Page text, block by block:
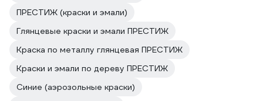
ПРЕСТИЖ (краски и эмали)
Глянцевые краски и эмали ПРЕСТИЖ
Краска по металлу глянцевая ПРЕСТИЖ
Краски и эмали по дереву ПРЕСТИЖ
Синие (аэрозольные краски)